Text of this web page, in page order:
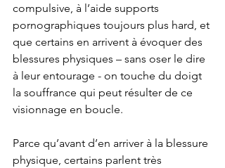
compulsive, à l’aide supports
pornographiques toujours plus hard, et
que certains en arrivent à évoquer des
blessures physiques – sans oser le dire
à leur entourage - on touche du doigt
la souffrance qui peut résulter de ce
visionnage en boucle.
Parce qu’avant d’en arriver à la blessure
physique, certains parlent très